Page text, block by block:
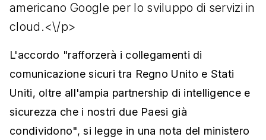
americano Google per lo sviluppo di servizi in
cloud.<\/p>
L'accordo "rafforzerà i collegamenti di
comunicazione sicuri tra Regno Unito e Stati
Uniti, oltre all'ampia partnership di intelligence e
sicurezza che i nostri due Paesi già
condividono", si legge in una nota del ministero